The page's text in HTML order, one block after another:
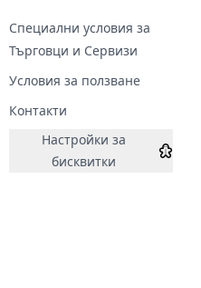
Специални условия за
Търговци и Сервизи
Условия за ползване
Контакти
Настройки за
бисквитки